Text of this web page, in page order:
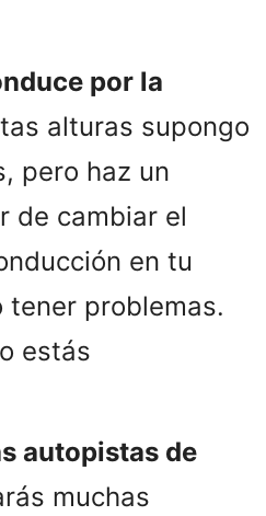
por la
alturas supongo
pero haz un
de cambiar el
en tu
tener problemas.
estás
autopistas de
muchas